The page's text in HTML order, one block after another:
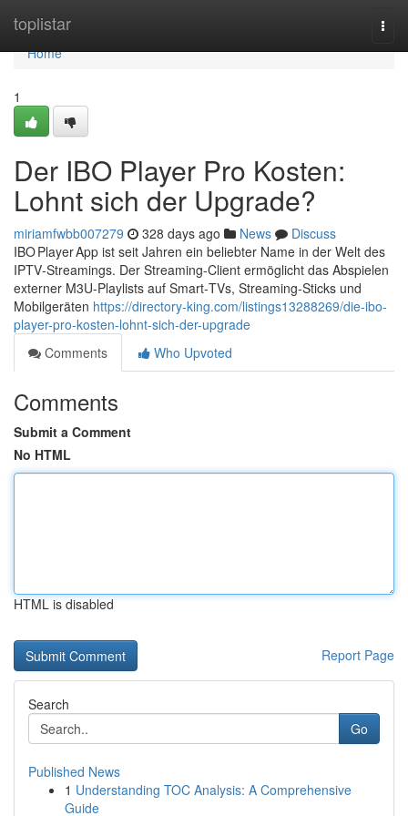
toplistar
Home
Home
1
Der IBO Player Pro Kosten:
Lohnt sich der Upgrade?
miriamfwbb007279 328 days ago News
Discuss
IBO Player App ist seit Jahren ein beliebter Name in der Welt des
IPTV‑Streamings. Der Streaming‑Client ermöglicht das Abspielen
externer M3U‑Playlists auf Smart‑TVs, Streaming‑Sticks und
Mobilgeräten https://directory-king.com/listings13288269/die-ibo-
player-pro-kosten-lohnt-sich-der-upgrade
Comments
Who Upvoted
Comments
Submit a Comment
No HTML
HTML is disabled
Report Page
Search
Go
Published News
1 Understanding TOC Analysis: A Comprehensive
Guide